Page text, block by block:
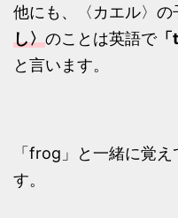
他にも、〈カエル〉の
し〉のことは英語で「
と言います。
「frog」と一緒に覚
す。